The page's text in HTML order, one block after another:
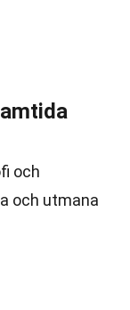
och
och utmana